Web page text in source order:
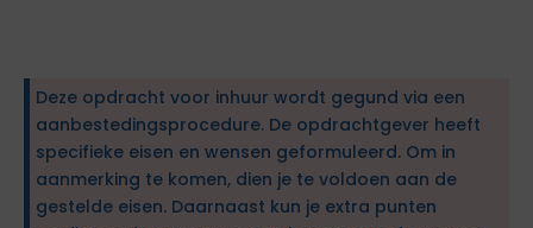
Deze opdracht voor inhuur wordt gegund via een
aanbestedingsprocedure. De opdrachtgever heeft
specifieke eisen en wensen geformuleerd. Om in
aanmerking te komen, dien je te voldoen aan de
gestelde eisen. Daarnaast kun je extra punten